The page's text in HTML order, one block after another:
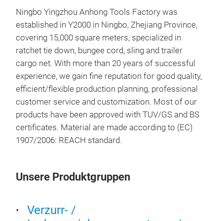
Ningbo Yingzhou Anhong Tools Factory was
established in Y2000 in Ningbo, Zhejiang Province,
covering 15,000 square meters, specialized in
ratchet tie down, bungee cord, sling and trailer
cargo net. With more than 20 years of successful
experience, we gain fine reputation for good quality,
efficient/flexible production planning, professional
customer service and customization. Most of our
products have been approved with TUV/GS and BS
certificates. Material are made according to (EC)
1907/2006: REACH standard.
Unsere Produktgruppen
Verzurr- /